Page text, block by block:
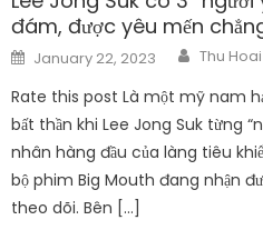
đám, được yêu mến
Posted
on
January 22, 2023 Author
Thu Hoai
Rate this post Là một mỹ nam
bất thần khi Lee Jong Suk từng
nhân hàng đầu của làng tiêu
bộ phim Big Mouth đang nhận
theo dõi. Bên […]